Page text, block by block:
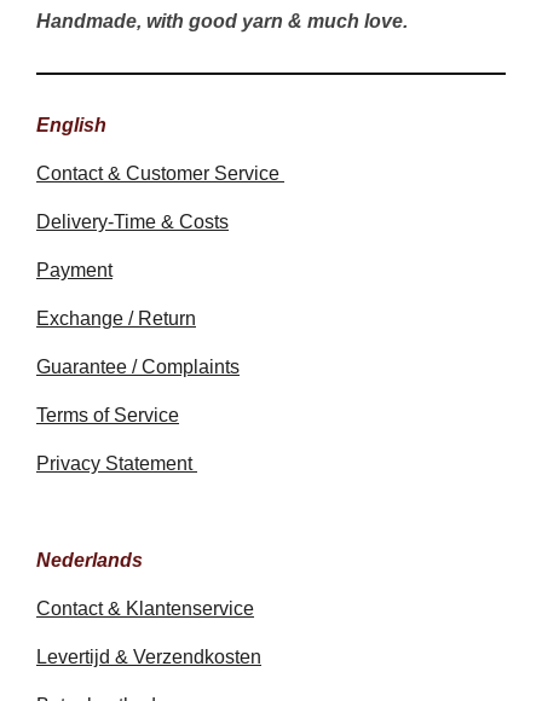
Handmade, with good yarn & much love.
English
Contact & Customer Service
Delivery-Time & Costs
Payment
Exchange / Return
Guarantee / Complaints
Terms of Service
Privacy Statement
Nederlands
Contact & Klantenservice
Levertijd & Verzendkosten